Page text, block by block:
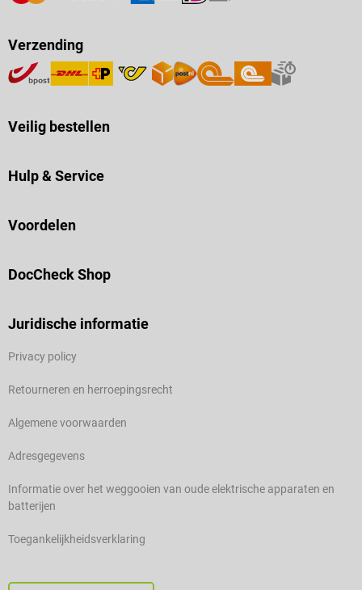
Verzending
Veilig bestellen
Hulp & Service
Voordelen
DocCheck Shop
Juridische informatie
Privacy policy
Retourneren en herroepingsrecht
Algemene voorwaarden
Adresgegevens
Informatie over het weggooien van oude elektrische apparaten en
batterijen
Toegankelijkheidsverklaring